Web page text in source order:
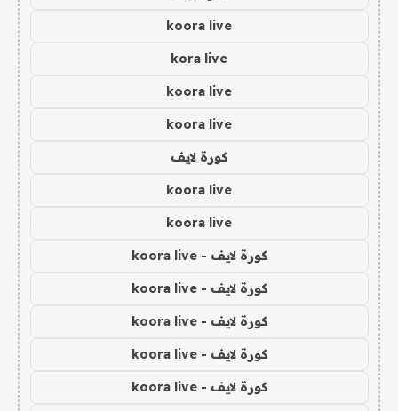
koora live
kora live
koora live
koora live
كورة لايف
koora live
koora live
كورة لايف - koora live
كورة لايف - koora live
كورة لايف - koora live
كورة لايف - koora live
كورة لايف - koora live